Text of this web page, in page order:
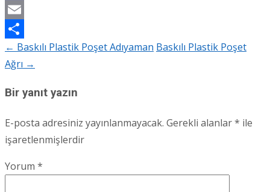
Mastodon
Email
Share
Post
← Baskılı Plastik Poşet Adıyaman Baskılı Plastik Poşet
Ağrı →
Bir yanıt yazın
E-posta adresiniz yayınlanmayacak. Gerekli alanlar* ile
işaretlenmişlerdir
Yorum *